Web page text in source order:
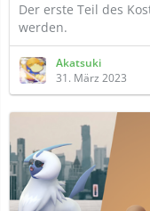
Der erste Teil des
werden.
Akatsuki
31. März 2023